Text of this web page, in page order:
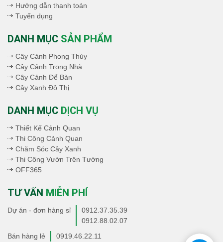
Hướng dẫn thanh toán
Tuyển dụng
DANH MỤC SẢN PHẨM
Cây Cảnh Phong Thủy
Cây Cảnh Trong Nhà
Cây Cảnh Để Bàn
Cây Xanh Đô Thị
DANH MỤC DỊCH VỤ
Thiết Kế Cảnh Quan
Thi Công Cảnh Quan
Chăm Sóc Cây Xanh
Thi Công Vườn Trên Tường
OFF365
TƯ VẤN MIỄN PHÍ
Dự án - đơn hàng sỉ
0912.37.35.39
0912.88.02.07
Bán hàng lẻ
0919.46.22.11